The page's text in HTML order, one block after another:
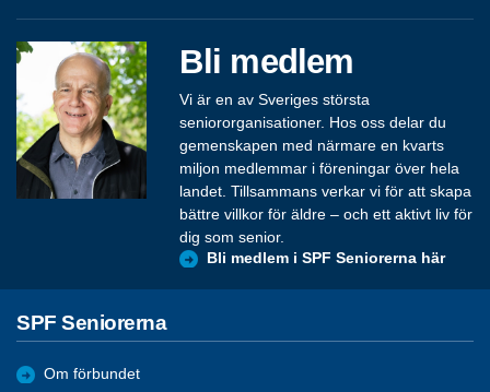
Bli medlem
Vi är en av Sveriges största
seniororganisationer. Hos oss delar du
gemenskapen med närmare en kvarts
miljon medlemmar i föreningar över hela
landet. Tillsammans verkar vi för att skapa
bättre villkor för äldre – och ett aktivt liv för
dig som senior.
Bli medlem i SPF Seniorerna här
SPF Seniorerna
Om förbundet